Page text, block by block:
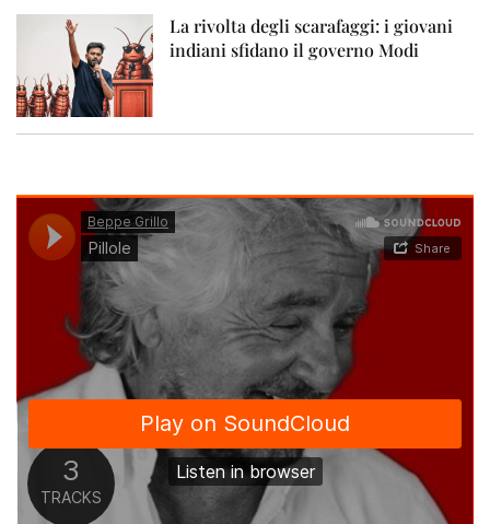
La rivolta degli scarafaggi: i giovani
indiani sfidano il governo Modi